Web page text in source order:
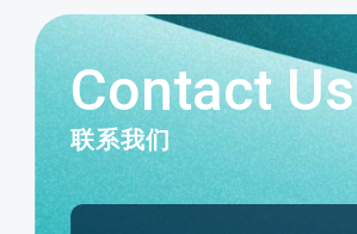
Contact Us
联系我们